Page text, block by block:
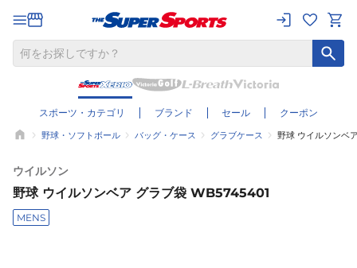
スポーツ・カテゴリ ブランド セール クーポン
野球・ソフトボール バッグ・ケース グラブケース 野球 ウイルソンベ
ウイルソン
野球 ウイルソンベア グラブ袋 WB5745401
MENS